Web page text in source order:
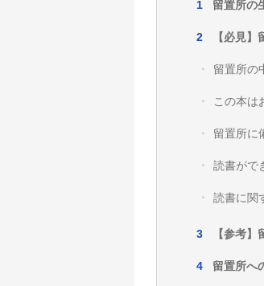
留置所の
【必見
留置所の
この本は
留置所に
読書がで
読書に関
【参考
留置所へ